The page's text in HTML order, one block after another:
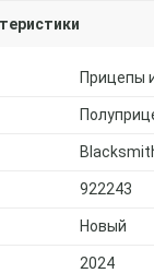
Прицепы
922243
Новый
2024